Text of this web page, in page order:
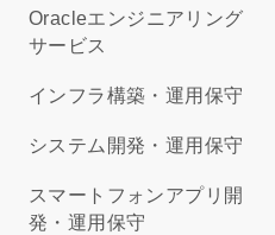
Oracleエンジニアリング
サービス
インフラ構築・運用保守
システム開発・運用保守
スマートフォンアプリ開
発・運用保守